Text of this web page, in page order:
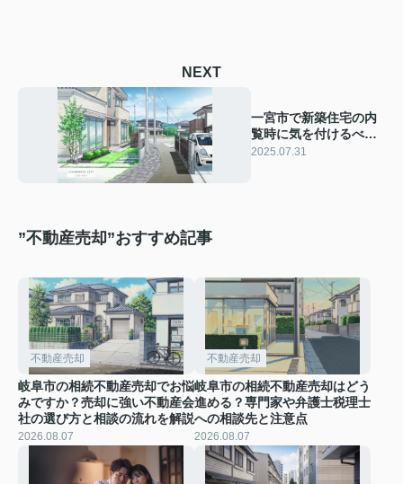
NEXT
一宮市で新築住宅の内
覧時に気を付けるべき
点は？重要なチェック
2025.07.31
”不動産売却”おすすめ記事
不動産売却
岐阜市の相続不動産売却でお悩
みですか？売却に強い不動産会
社の選び方と相談の流れを解説
2026.08.07
不動産売却
岐阜市の相続不動産売却はどう
進める？専門家や弁護士税理士
への相談先と注意点
2026.08.07